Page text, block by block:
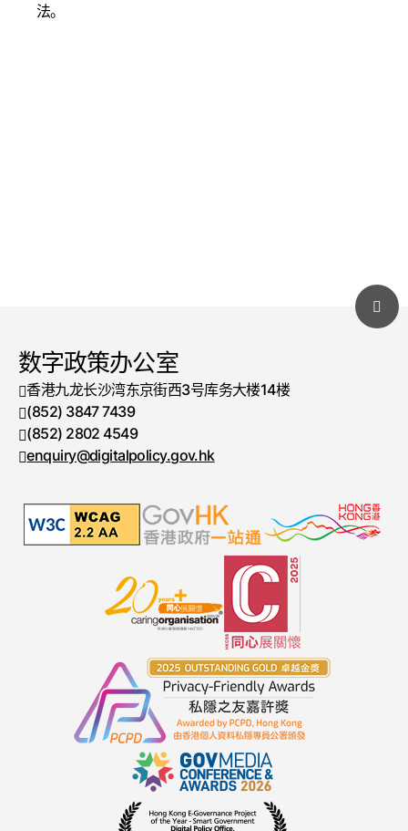
法。
数字政策办公室
香港九龙长沙湾东京街西3号库务大楼14楼
电话号码
(852) 3847 7439
传真号码
(852) 2802 4549
enquiry@digitalpolicy.gov.hk